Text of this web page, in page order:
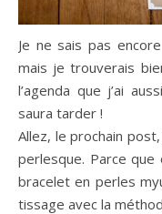
Je ne sais pas
mais je trouverais
l’agenda que j’ai
saura tarder !
Allez, le prochain
perlesque. Parce
bracelet en perles
tissage avec la